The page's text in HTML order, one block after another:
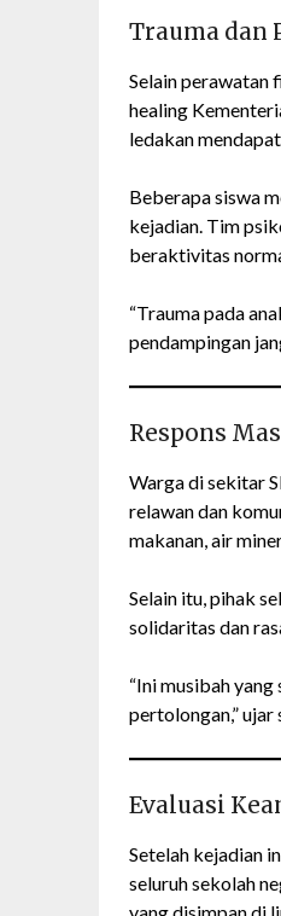
Trauma dan
Selain perawatan
healing
ledakan
Beberapa siswa
kejadian. Tim
beraktivitas
“Trauma pada
pendampingan
Respons
Warga di sekitar
relawan dan
makanan, air
Selain itu, pihak
solidaritas dan
“Ini musibah
pertolongan,”
Evaluasi
Setelah kejadian
seluruh sekolah